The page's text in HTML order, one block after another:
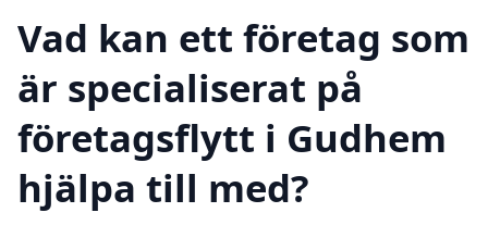
Vad kan ett företag som
är specialiserat på
företagsflytt i Gudhem
hjälpa till med?